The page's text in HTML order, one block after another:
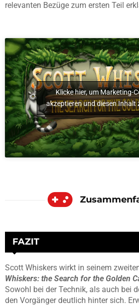
relevanten Bezüge zum ersten Teil
Klicke hier, um Marketing-
akzeptieren und diesen Inhalt
FAZIT
Scott Whiskers wirkt in seinem
Whiskers: the Search for the Golden
Sowohl bei der Technik, als auch bei
den Vorgänger deutlich hinter sich.